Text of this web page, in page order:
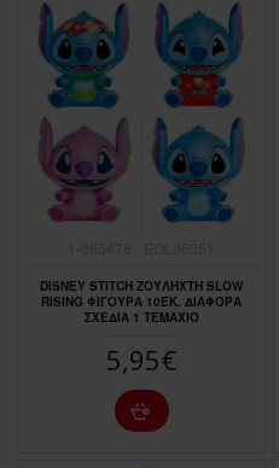
DISNEY STITCH ΖΟΥΛΗΧΤΗ SLOW
RISING ΦΙΓΟΥΡΑ 10ΕΚ. ΔΙΑΦΟΡΑ
ΣΧΕΔΙΑ 1 ΤΕΜΑΧΙΟ
5,95€